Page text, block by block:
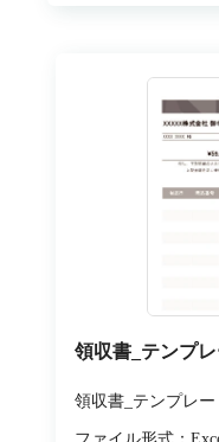
領収書_テンプ
領収書_テンプレ